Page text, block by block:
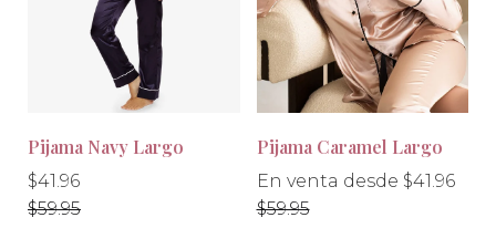
-30%
Pijama Navy Largo
Precio
habitual
$41.96
Precio
habitual
$59.95
-30%
Pijama Caramel Largo
En venta desde $41.96
Precio
habitual
$59.95